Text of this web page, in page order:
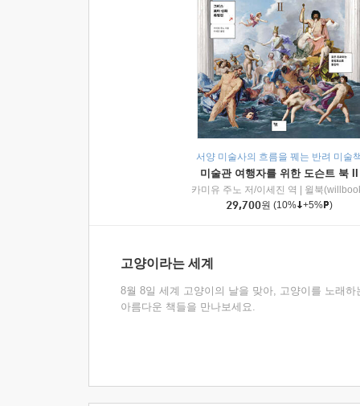
서양 미술사의 흐름을 꿰는 반려 미술
미술관 여행자를 위한 도슨트 북 II
카미유 주노 저/이세진 역
윌북
29,700원 (10% +5% )
고양이라는 세계
8월 8일 세계 고양이의 날을 맞아, 고양이를 노래하
아름다운 책들을 만나보세요.